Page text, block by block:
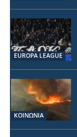
EUROPA LEAGUE
ΚΟΙΝΩΝΙΑ